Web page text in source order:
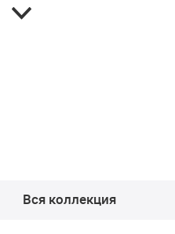
Вся коллекция